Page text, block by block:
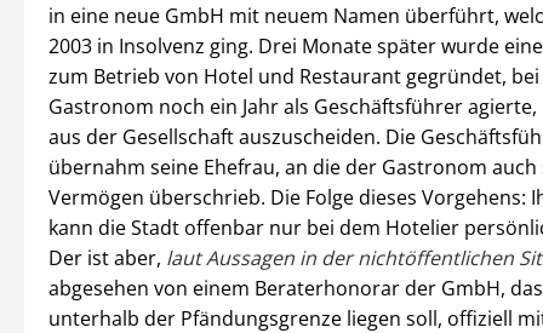
in eine neue GmbH mit neuem Namen überführt,
2003 in Insolvenz ging. Drei Monate später wurde
zum Betrieb von Hotel und Restaurant gegründet,
Gastronom noch ein Jahr als Geschäftsführer
aus der Gesellschaft auszuscheiden. Die
übernahm seine Ehefrau, an die der Gastronom auch
Vermögen überschrieb. Die Folge dieses Vorgehens:
kann die Stadt offenbar nur bei dem Hotelier
Der ist aber, laut Aussagen in der nichtöffentlichen
abgesehen von einem Beraterhonorar der GmbH,
unterhalb der Pfändungsgrenze liegen soll, offiziell